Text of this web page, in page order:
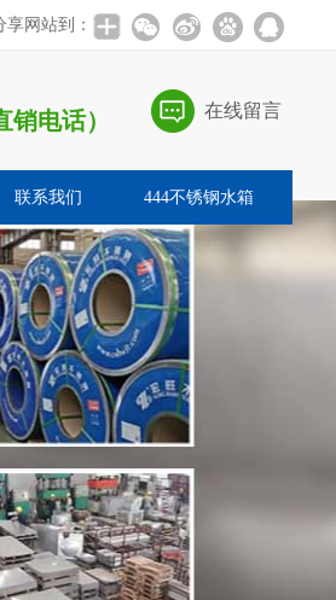
享网站到：
在线留言
电话）
联系我们 444不锈钢水箱